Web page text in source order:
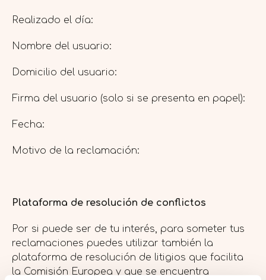
Realizado el día:
Nombre del usuario:
Domicilio del usuario:
Firma del usuario (solo si se presenta en papel):
Fecha:
Motivo de la reclamación:
Plataforma de resolución de conflictos
Por si puede ser de tu interés, para someter tus
reclamaciones puedes utilizar también la
plataforma de resolución de litigios que facilita
la Comisión Europea y que se encuentra